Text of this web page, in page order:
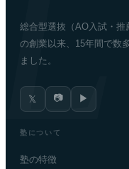
総合型選抜（AO入試・
の創業以来、15年間で数
ました。
𝕏 📷 ▶
塾について
塾の特徴